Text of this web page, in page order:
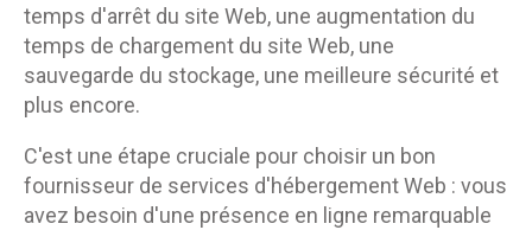
temps d'arrêt du site Web, une augmentation du
temps de chargement du site Web, une
sauvegarde du stockage, une meilleure sécurité et
plus encore.
C'est une étape cruciale pour choisir un bon
fournisseur de services d'hébergement Web : vous
avez besoin d'une présence en ligne remarquable